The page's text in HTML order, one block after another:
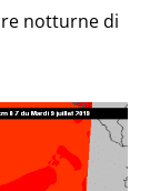
notturne di